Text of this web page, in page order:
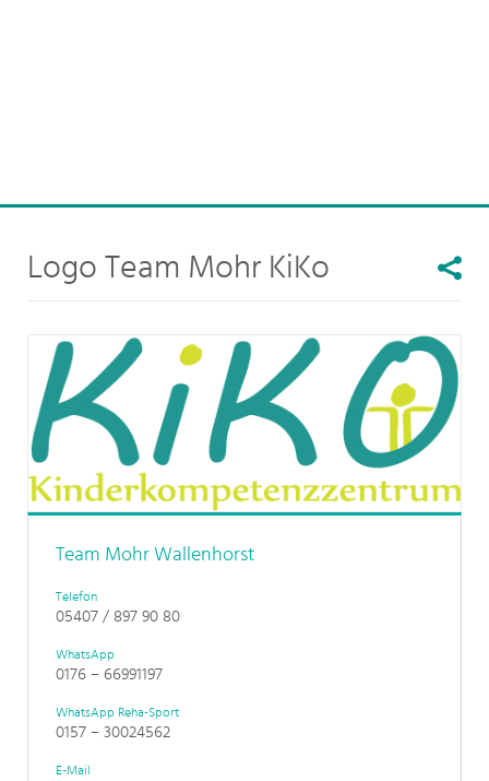
Logo Team Mohr KiKo
Team Mohr Wallenhorst
Telefon
05407 / 897 90 80
WhatsApp
0176 – 66991197
WhatsApp Reha-Sport
0157 – 30024562
E-Mail